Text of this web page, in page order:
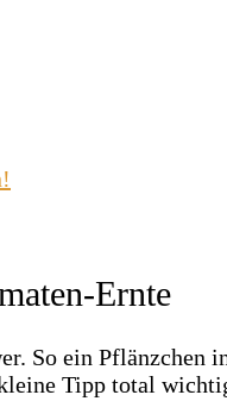
Ernte
So ein
Tipp total